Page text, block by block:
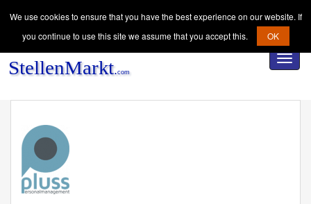
We use cookies to ensure that you have the best experience on our website. If
you continue to use this site we assume that you accept this.
OK